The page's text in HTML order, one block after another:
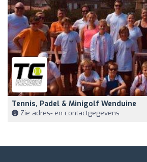
Tennis, Padel & Minigolf Wenduine
Zie adres- en contactgegevens